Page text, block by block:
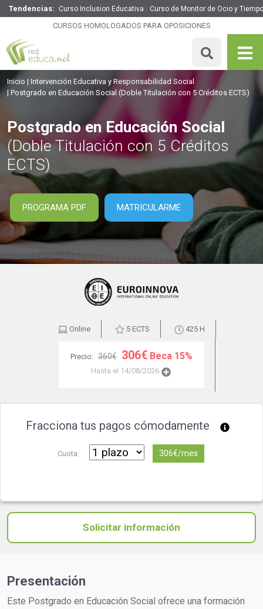
Tendencias: Curso Inclusion Educativa Curso de Monitor de Ocio y
CURSOS HOMOLOGADOS PARA OPOSICIONES
Postgrado en Educación Social
Inicio
Intervención Educativa y Responsabilidad Social
Postgrado en Educación Social (Doble Titulación con 5 Créditos ECTS)
Postgrado en Educación Social
(Doble Titulación con 5 Créditos
ECTS)
PROGRAMA PDF MATRICULARME
Online 5 ECTS 425 H
Precio: 360€ 306€ Beca 15%
Hasta el 14/08/2026
Fracciona tus pagos cómodamente
Cuota: 306€/mes
Solicitar información
Presentación
Este Postgrado en Educación Social ofrece una formación